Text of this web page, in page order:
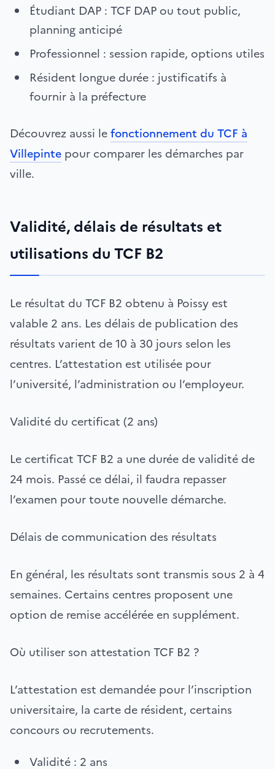
Étudiant DAP : TCF DAP ou tout public,
planning anticipé
Professionnel : session rapide, options utiles
Résident longue durée : justificatifs à
fournir à la préfecture
Découvrez aussi lefonctionnement du TCF à
Villepinte pour comparer les démarches par
ville.
Validité, délais de résultats et
utilisations du TCF B2
Le résultat du TCF B2 obtenu à Poissy est
valable 2 ans. Les délais de publication des
résultats varient de 10 à 30 jours selon les
centres. L’attestation est utilisée pour
l’université, l’administration ou l’employeur.
Validité du certificat (2 ans)
Le certificat TCF B2 a une durée de validité de
24 mois. Passé ce délai, il faudra repasser
l’examen pour toute nouvelle démarche.
Délais de communication des résultats
En général, les résultats sont transmis sous 2 à 4
semaines. Certains centres proposent une
option de remise accélérée en supplément.
Où utiliser son attestation TCF B2 ?
L’attestation est demandée pour l’inscription
universitaire, la carte de résident, certains
concours ou recrutements.
Validité : 2 ans